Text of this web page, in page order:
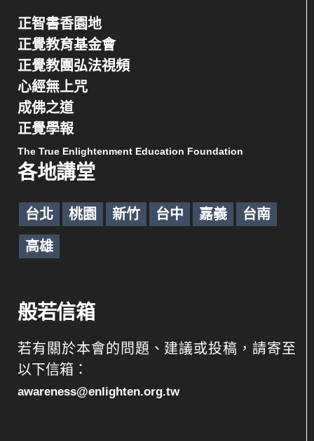
正智書香園地
正覺教育基金會
正覺教團弘法視頻
心經無上咒
成佛之道
正覺學報
The True Enlightenment Education Foundation
各地講堂
台北 桃園 新竹 台中 嘉義 台南
高雄
般若信箱
若有關於本會的問題、建議或投稿，請寄至
以下信箱：
awareness@enlighten.org.tw